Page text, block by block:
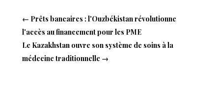
← Prêts bancaires : l'Ouzbékistan révolutionne
l'accès au financement pour les PME
Le Kazakhstan ouvre son système de soins à la
médecine traditionnelle →